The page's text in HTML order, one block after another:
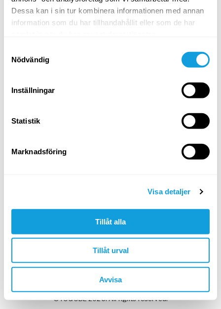
Dessa kan i sin tur kombinera informationen med annan
information som du har tillhandahållit eller som de har
Nödvändig
Inställningar
Statistik
Marknadsföring
Visa detaljer
Tillåt alla
Tillåt urval
Avvisa
E-postadress
Min arbetsgivare har givit mig en kod
Har du redan ett Yogobe-konto?
©YOGOBE 2026. All rights reserved.